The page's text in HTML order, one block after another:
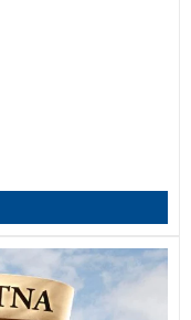
humoristični
ima celo svoj